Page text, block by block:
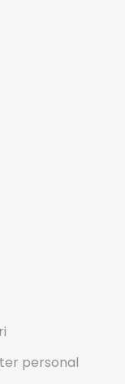
personal